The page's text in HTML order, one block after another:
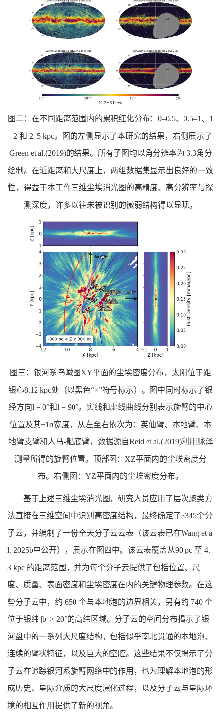
图二：在不同距离范围内的累积红化分布：0–0.5、0.5–1、1
–2 和 2–5 kpc。图的左侧显示了本研究的结果，右侧展示了
Green et al.(2019)的结果。所有子图均以角分辨率为 3.3角分
绘制。在近距离和大尺度上，两组数据集显示出良好的一致
性，得益于本工作三维尘埃消光图的高精度、高分辨率与探
测深度，许多以往未被识别的微弱结构得以显现。
图三：银河系鸟瞰图XY平面的尘埃密度分布，太阳位于距
银心8.12 kpc处（以黑色“×”符号标示）。图中同时标示了银
经方向l = 0°和l = 90°。实线和虚线曲线分别表示旋臂的中心
位置及其±1σ宽度，从左至右依次为：英仙臂、本地臂、本
地臂支臂和人马-船底臂，数据源自Reid et al.(2019)利用脉泽
测量所得的旋臂位置。顶部图：XZ平面内的尘埃密度分
布。右侧图：YZ平面内的尘埃密度分布。
基于上述三维尘埃消光图，研究人员应用了层次聚类方
法直接在三维空间中识别高密度结构，最终确定了3345个分
子云，并编制了一份全天分子云云表（该云表已在Wang et a
l. 2025b中公开），展示在图四中。该云表覆盖从90 pc 至 4.
3 kpc 的距离范围，并为每个分子云提供了包括位置、尺
度、质量、表面密度和尘埃密度在内的关键物理参数。在这
些分子云中，约 650 个与本地泡的边界相关，另有约 740 个
位于银纬 |b| > 20°的高纬区域。分子云的空间分布揭示了银
河盘中的一系列大尺度结构，包括似乎南北贯通的本地泡、
连续的臂状特征，以及巨大的空腔。这些结果不仅揭示了分
子云在追踪银河系旋臂网络中的作用，也为理解本地泡的形
成历史、星际介质的大尺度演化过程，以及分子云与星际环
境的相互作用提供了新的视角。